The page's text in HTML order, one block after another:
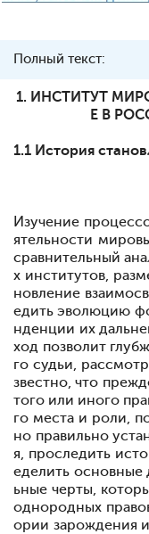
Полный текст:
1. ИНСТИТУТ
Е В
1.1 История
Изучение
ятельности
сравнительный
х институтов,
новление
едить эволюцию
нденции их
ход позволит
го судьи,
звестно, что
того или иного
го места и роли,
но правильно
я, проследить
еделить основные
ьные черты,
однородных
ории зарождения